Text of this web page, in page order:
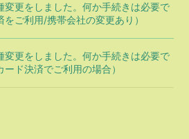
変更をしました。何か手続きは必要で
ご利用/携帯会社の変更あり）
変更をしました。何か手続きは必要で
ド決済でご利用の場合）